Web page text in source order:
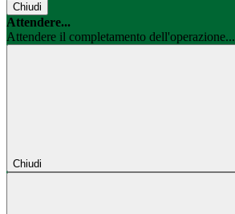
Chiudi
Attendere...
Attendere il completamento dell'operazione...
Chiudi